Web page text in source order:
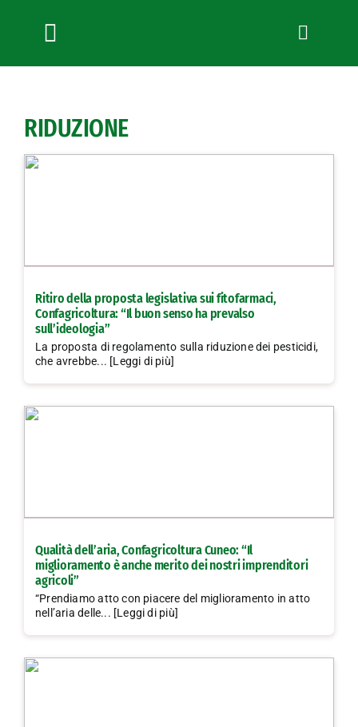
Toggle
Navigation
News
Bandi
Lavora con noi
Contatti
RIDUZIONE
Ritiro della proposta legislativa sui fitofarmaci,
Confagricoltura: “Il buon senso ha prevalso
sull’ideologia”
La proposta di regolamento sulla riduzione dei pesticidi,
che avrebbe... [Leggi di più]
Qualità dell’aria, Confagricoltura Cuneo: “Il
miglioramento è anche merito dei nostri imprenditori
agricoli”
“Prendiamo atto con piacere del miglioramento in atto
nell’aria delle... [Leggi di più]